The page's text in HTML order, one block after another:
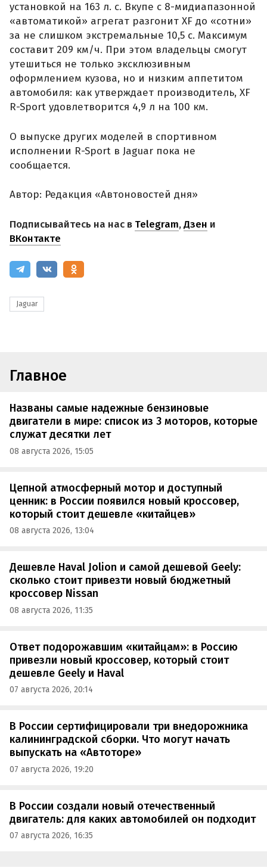
установкой на 163 л. с. Вкупе с 8-мидиапазонной
«автоматикой» агрегат разгонит XF до «сотни»
за не слишком экстремальные 10,5 с. Максимум
составит 209 км/ч. При этом владельцы смогут
утешиться не только эксклюзивным
оформлением кузова, но и низким аппетитом
автомобиля: как утверждает производитель, XF
R-Sport удовлетворится 4,9 л на 100 км.
О выпуске других моделей в спортивном
исполнении R-Sport в Jaguar пока не
сообщается.
Автор: Редакция «Автоновостей дня»
Подписывайтесь на нас в Telegram,Дзен и
ВКонтакте
Jaguar
Главное
Названы самые надежные бензиновые
двигатели в мире: список из 3 моторов, которые
служат десятки лет
08 августа 2026, 15:05
Цепной атмосферный мотор и доступный
ценник: в России появился новый кроссовер,
который стоит дешевле «китайцев»
08 августа 2026, 13:04
Дешевле Haval Jolion и самой дешевой Geely:
сколько стоит привезти новый бюджетный
кроссовер Nissan
08 августа 2026, 11:35
Ответ подорожавшим «китайцам»: в Россию
привезли новый кроссовер, который стоит
дешевле Geely и Haval
07 августа 2026, 20:14
В России сертифицировали три внедорожника
калининградской сборки. Что могут начать
выпускать на «Автоторе»
07 августа 2026, 19:20
В России создали новый отечественный
двигатель: для каких автомобилей он подходит
07 августа 2026, 16:35